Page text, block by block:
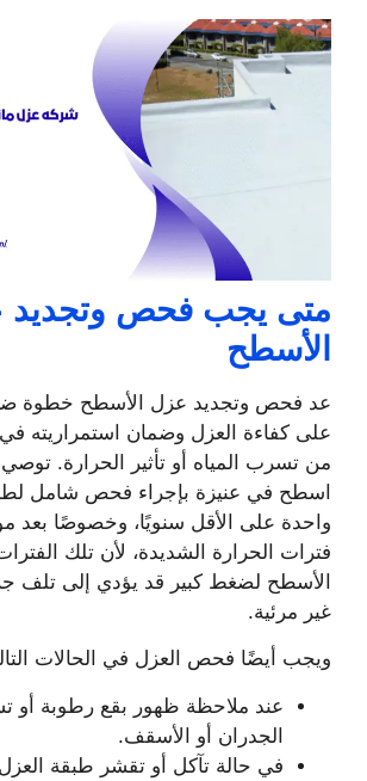
متى يجب فحص وتجديد
الأسطح
عد فحص وتجديد عزل الأسطح خطوة
على كفاءة العزل وضمان استمراريته في
من تسرب المياه أو تأثير الحرارة.
اسطح في عنيزة بإجراء فحص شامل
واحدة على الأقل سنويًا، وخصوصًا بعد
فترات الحرارة الشديدة، لأن تلك
الأسطح لضغط كبير قد يؤدي إلى تلف
غير مرئية.
ويجب أيضًا فحص العزل في الحالات
عند ملاحظة ظهور بقع رطوبة أو
الجدران أو الأسقف.
في حالة تآكل أو تقشر طبقة العزل